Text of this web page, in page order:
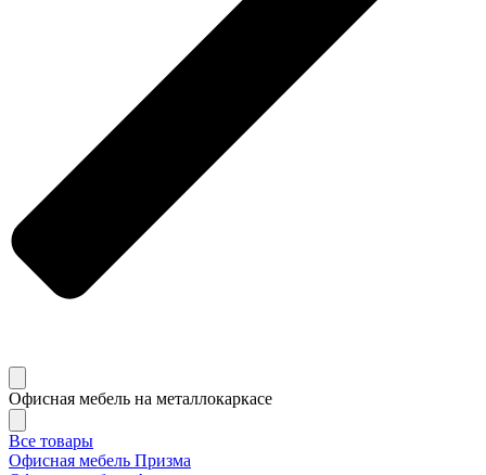
Офисная мебель на металлокаркасе
Все товары
Офисная мебель Призма